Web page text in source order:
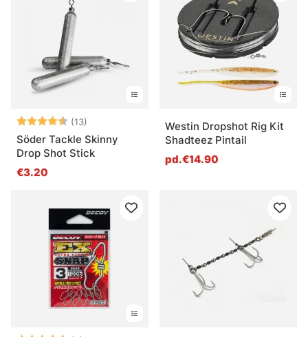
Note: (13)
4.5 sur 5 étoiles
Söder Tackle Skinny
Drop Shot Stick
€3.20
Westin Dropshot Rig Kit
Shadteez Pintail
pd.€14.90